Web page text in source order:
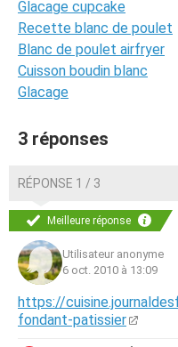
Glacage cupcake
Recette blanc de poulet
Blanc de poulet airfryer
Cuisson boudin blanc
Glacage
3 réponses
RÉPONSE 1 / 3
Meilleure réponse
Utilisateur anonyme
6 oct. 2010 à 13:09
https://
fondant-patissier